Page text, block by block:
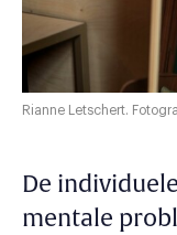
Rianne Letschert.
De
mentale